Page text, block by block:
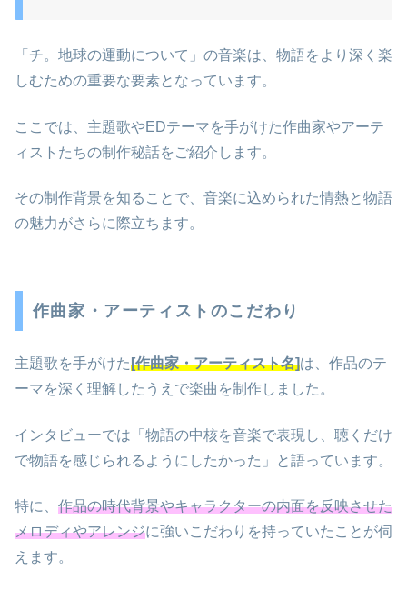
「チ。地球の運動について」の音楽は、物語をより深く楽
しむための重要な要素となっています。
ここでは、主題歌やEDテーマを手がけた作曲家やアーテ
ィストたちの制作秘話をご紹介します。
その制作背景を知ることで、音楽に込められた情熱と物語
の魅力がさらに際立ちます。
作曲家・アーティストのこだわり
主題歌を手がけた[作曲家・アーティスト名]は、作品のテ
ーマを深く理解したうえで楽曲を制作しました。
インタビューでは「物語の中核を音楽で表現し、聴くだけ
で物語を感じられるようにしたかった」と語っています。
特に、 作品の時代背景やキャラクターの内面を反映させた
メロディやアレンジに強いこだわりを持っていたことが伺
えます。